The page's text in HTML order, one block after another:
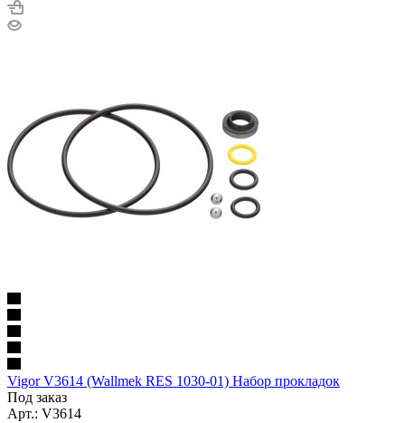
Vigor V3614 (Wallmek RES 1030-01) Набор прокладок
Под заказ
Арт.: V3614